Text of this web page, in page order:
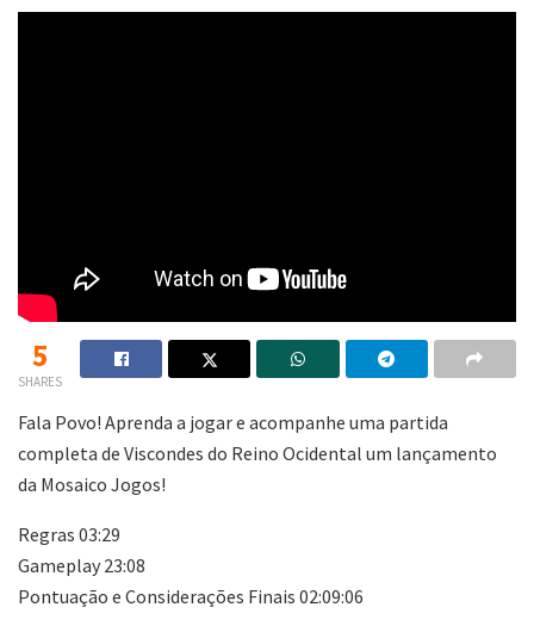
5
SHARES
Fala Povo! Aprenda a jogar e acompanhe uma partida
completa de Viscondes do Reino Ocidental um lançamento
da Mosaico Jogos!
Regras 03:29
Gameplay 23:08
Pontuação e Considerações Finais 02:09:06